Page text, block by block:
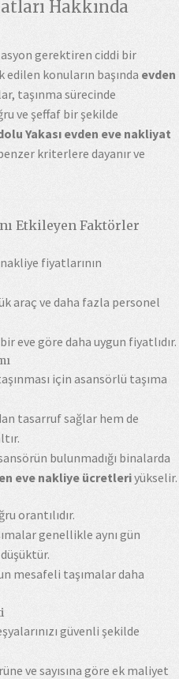
Hakkında
gerektiren ciddi bir
konuların başında evden
taşınma sürecinde
ve şeffaf bir şekilde
Yakası evden eve nakliyat
kriterlere dayanır ve
Etkileyen Faktörler
fiyatlarının
araç ve daha fazla personel
eve göre daha uygun fiyatlıdır.
için asansörlü taşıma
tasarruf sağlar hem de
bulunmadığı binalarda
eve nakliye ücretleriyükselir.
orantılıdır.
genellikle aynı gün
mesafeli taşımalar daha
güvenli şekilde
ve sayısına göre ek maliyet